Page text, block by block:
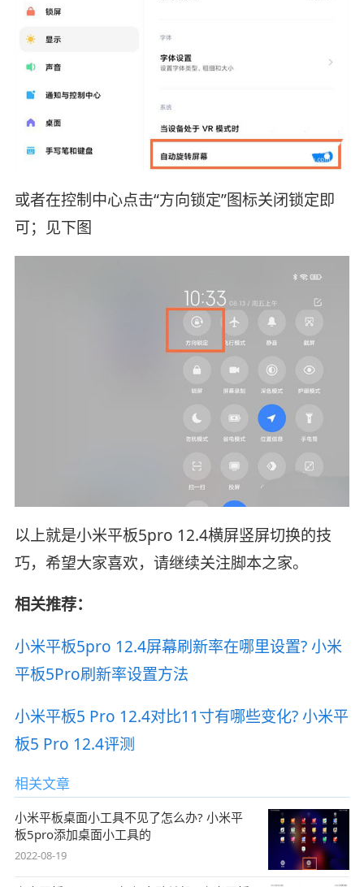
或者在控制中心点击“方向锁定”图标关闭锁定即
可；见下图
以上就是小米平板5pro 12.4横屏竖屏切换的技
巧，希望大家喜欢，请继续关注脚本之家。
相关推荐：
小米平板5pro 12.4屏幕刷新率在哪里设置? 小米
平板5Pro刷新率设置方法
小米平板5 Pro 12.4对比11寸有哪些变化? 小米平
板5 Pro 12.4评测
相关文章
小米平板桌面小工具不见了怎么办? 小米平
板5pro添加桌面小工具的
2022-08-19